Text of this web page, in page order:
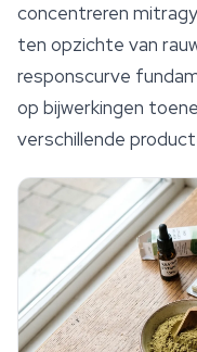
concentreren
ten opzichte van
responscurve
op bijwerkingen
verschillende